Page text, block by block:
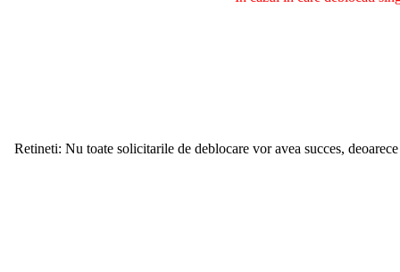
Retineti: Nu toate solicitarile de deblocare vor avea succes,